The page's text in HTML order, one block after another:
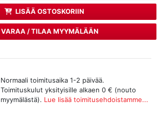
LISÄÄ OSTOSKORIIN
VARAA / TILAA MYYMÄLÄÄN
Normaali toimitusaika 1-2 päivää.
Toimituskulut yksityisille alkaen 0 € (nouto
myymälästä). Lue lisää toimitusehdoistamme...